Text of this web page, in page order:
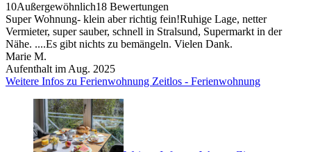
10Außergewöhnlich18 Bewertungen
Super Wohnung- klein aber richtig fein!Ruhige Lage, netter
Vermieter, super sauber, schnell in Stralsund, Supermarkt in der
Nähe. ....Es gibt nichts zu bemängeln. Vielen Dank.
Marie M.
Aufenthalt im Aug. 2025
Weitere Infos zu Ferienwohnung Zeitlos - Ferienwohnung